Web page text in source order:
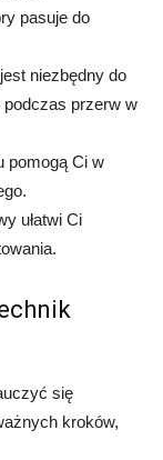
pasuje do
niezbędny do
podczas przerw w
pomogą Ci w
ułatwi Ci
się
kroków,